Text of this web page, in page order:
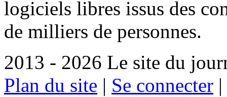
logiciels libres issus des
de milliers de personnes.
2013 - 2026 Le site du
Plan du site | Se connecter |